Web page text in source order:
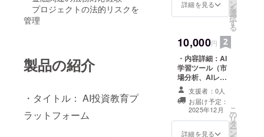
プロジェクトの法的リスクを
管理
製品の紹介
・タイトル： AI投資教育プ
ラットフォーム
利用期間はコー
ド入力後3ヶ月間
後、1年間有効
詳細を見る ン
を
選
択
す
る
10,000円
・内容詳細：AI
学習ツール（市
場分析、AIレ
ポート機能）利
用権（2ヶ月）
・提供方法：
メールにて専用
アクセスコード
を配布 ・注意事
支援者：0人
お届け予定：
2025年12月
詳細を見る
こ
の
リ
タ
ー
ン